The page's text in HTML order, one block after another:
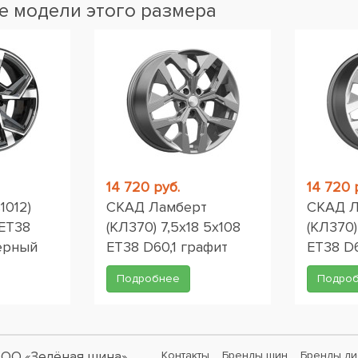
модели этого размера
14 720 руб.
СКАД Ламберт
(КЛ370) 7,5x18 5x108
ET38 D60,1 графит
Подробнее
14 720
СКАД
ET38
Контакты Бренды шин Бренды